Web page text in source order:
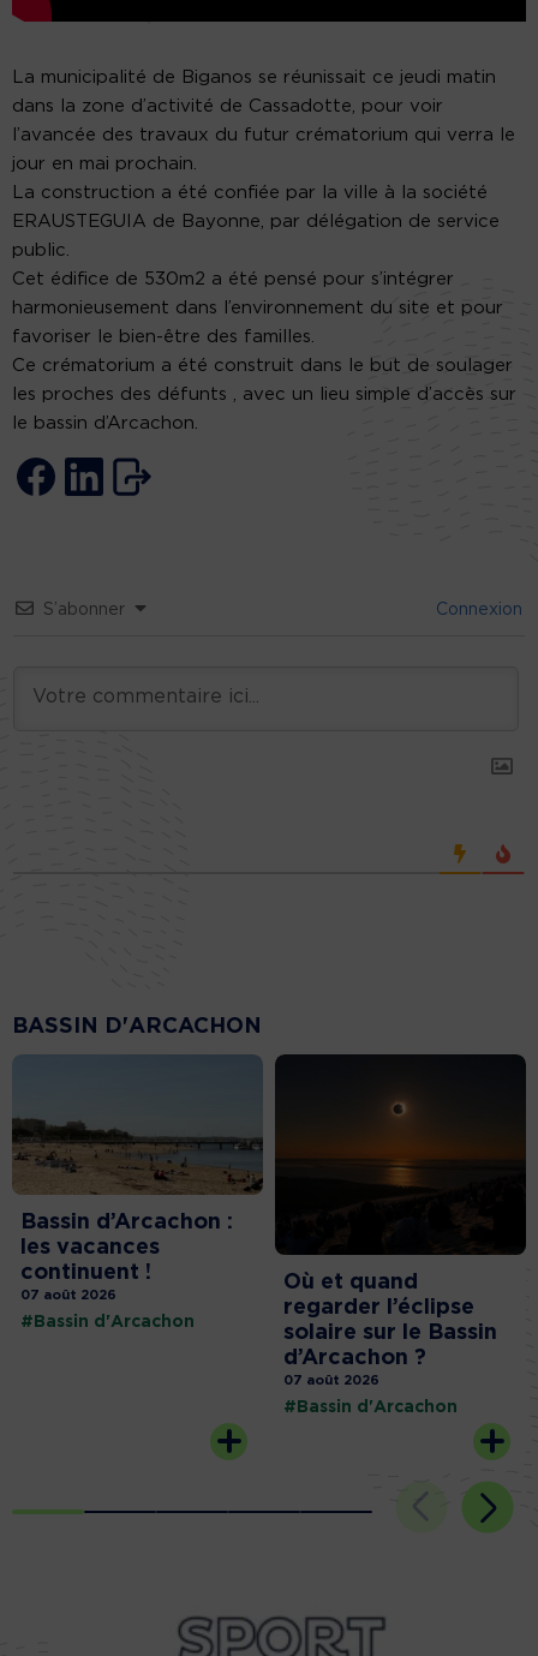
La municipalité de Biganos se réunissait ce jeudi matin
dans la zone d’activité de Cassadotte, pour voir
l’avancée des travaux du futur crématorium qui verra le
jour en mai prochain.
La construction a été confiée par la ville à la société
ERAUSTEGUIA de Bayonne, par délégation de service
public.
Cet édifice de 530m2 a été pensé pour s’intégrer
harmonieusement dans l’environnement du site et pour
favoriser le bien-être des familles.
Ce crématorium a été construit dans le but de soulager
les proches des défunts , avec un lieu simple d’accès sur
le bassin d’Arcachon.
S’abonner Connexion
BASSIN D'ARCACHON
Bassin d’Arcachon :
les vacances
continuent !
07 août 2026
#Bassin d'Arcachon
Où et quand
regarder l’éclipse
solaire sur le Bassin
d’Arcachon ?
07 août 2026
#Bassin d'Arcachon